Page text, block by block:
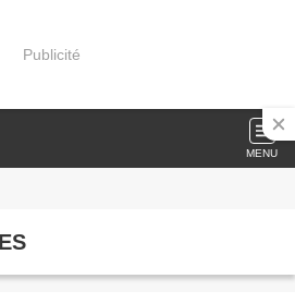
Publicité
MENU